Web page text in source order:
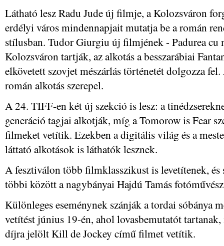
Látható lesz Radu Jude új filmje, a Kolozsváron
erdélyi város mindennapjait mutatja be a román
stílusban. Tudor Giurgiu új filmjének - Padurea
Kolozsváron tartják, az alkotás a besszarábiai
elkövetett szovjet mészárlás történetét dolgozza
román alkotás szerepel.
A 24. TIFF-en két új szekció is lesz: a
generáció tagjai alkotják, míg a Tomorow is Fear
filmeket vetítik. Ezekben a digitális világ és a
láttató alkotások is láthatók lesznek.
A fesztiválon több filmklasszikust is levetítenek, és
többi között a nagybányai Hajdú Tamás
Különleges eseménynek szánják a tordai sóbánya
vetítést június 19-én, ahol lovasbemutatót
díjra jelölt Kill de Jockey című filmet vetítik.